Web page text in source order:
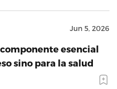
Jun 5, 2026
esencial
sino para la salud